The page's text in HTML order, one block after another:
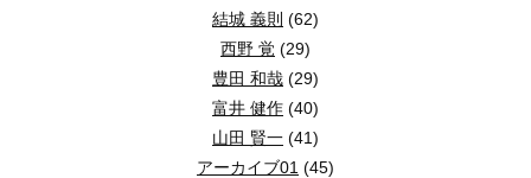
結城 義則 (62)
西野 覚 (29)
豊田 和哉 (29)
富井 健作 (40)
山田 賢一 (41)
アーカイブ01 (45)